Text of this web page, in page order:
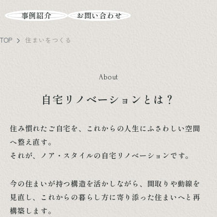
事例紹介 お問い合わせ
TOP 住まいをつくる
About
自宅リノベーションとは？
住み慣れたご自宅を、これからの人生にふさわしい空間
へ整え直す。
それが、ノア・スタイルの自宅リノベーションです。
今の住まいが持つ構造を活かしながら、間取りや動線を
見直し、これからの暮らし方に寄り添った住まいへと再
構築します。